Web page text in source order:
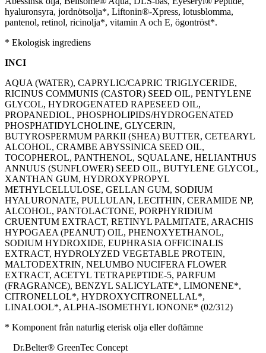
hyaluronsyra, jordnötsolja*, Liftonin®-Xpress, lotusblomma,
pantenol, retinol, ricinolja*, vitamin A och E, ögontröst*.
* Ekologisk ingrediens
INCI
AQUA (WATER), CAPRYLIC/CAPRIC TRIGLYCERIDE,
RICINUS COMMUNIS (CASTOR) SEED OIL, PENTYLENE
GLYCOL, HYDROGENATED RAPESEED OIL,
PROPANEDIOL, PHOSPHOLIPIDS/HYDROGENATED
PHOSPHATIDYLCHOLINE, GLYCERIN,
BUTYROSPERMUM PARKII (SHEA) BUTTER, CETEARYL
ALCOHOL, CRAMBE ABYSSINICA SEED OIL,
TOCOPHEROL, PANTHENOL, SQUALANE, HELIANTHUS
ANNUUS (SUNFLOWER) SEED OIL, BUTYLENE GLYCOL,
XANTHAN GUM, HYDROXYPROPYL
METHYLCELLULOSE, GELLAN GUM, SODIUM
HYALURONATE, PULLULAN, LECITHIN, CERAMIDE NP,
ALCOHOL, PANTOLACTONE, PORPHYRIDIUM
CRUENTUM EXTRACT, RETINYL PALMITATE, ARACHIS
HYPOGAEA (PEANUT) OIL, PHENOXYETHANOL,
SODIUM HYDROXIDE, EUPHRASIA OFFICINALIS
EXTRACT, HYDROLYZED VEGETABLE PROTEIN,
MALTODEXTRIN, NELUMBO NUCIFERA FLOWER
EXTRACT, ACETYL TETRAPEPTIDE-5, PARFUM
(FRAGRANCE), BENZYL SALICYLATE*, LIMONENE*,
CITRONELLOL*, HYDROXYCITRONELLAL*,
LINALOOL*, ALPHA-ISOMETHYL IONONE* (02/312)
* Komponent från naturlig eterisk olja eller doftämne
Dr.Belter® GreenTec Concept